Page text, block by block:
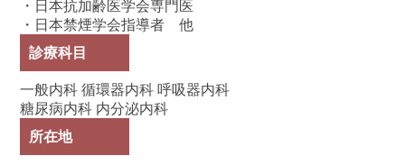
・日本抗加齢医学会専門医
・日本禁煙学会指導者 他
診療科目
一般内科 循環器内科 呼吸器内科
糖尿病内科 内分泌内科
所在地